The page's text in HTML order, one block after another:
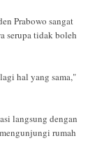
Prabowo sangat
serupa tidak boleh
hal yang sama,"
langsung dengan
rumah